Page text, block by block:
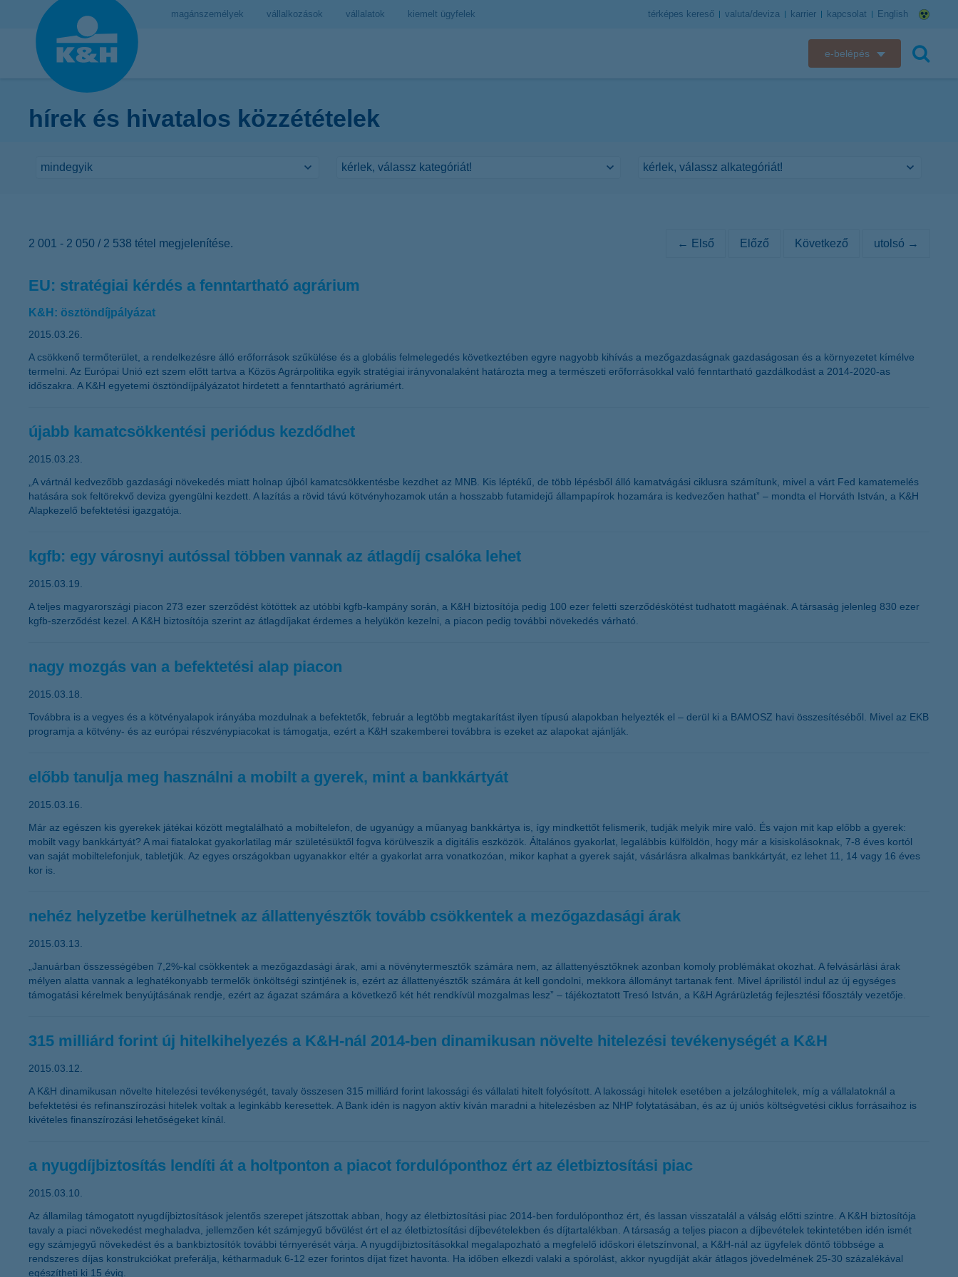
magánszemélyek vállalkozások vállalatok kiemelt ügyfelek térképes kereső valuta/deviza karrier kapcsolat English
e-belépés
hírek és hivatalos közzétételek
2 001 - 2 050 / 2 538 tétel megjelenítése. ← Első Előző Következő utolsó →
EU: stratégiai kérdés a fenntartható agrárium
K&H: ösztöndíjpályázat
2015.03.26.
A csökkenő termőterület, a rendelkezésre álló erőforrások szűkülése és a globális felmelegedés következtében egyre nagyobb kihívás a mezőgazdaságnak gazdaságosan és a környezetet kímélve
termelni. Az Európai Unió ezt szem előtt tartva a Közös Agrárpolitika egyik stratégiai irányvonalaként határozta meg a természeti erőforrásokkal való fenntartható gazdálkodást a 2014-2020-as
időszakra. A K&H egyetemi ösztöndíjpályázatot hirdetett a fenntartható agráriumért.
újabb kamatcsökkentési periódus kezdődhet
2015.03.23.
„A vártnál kedvezőbb gazdasági növekedés miatt holnap újból kamatcsökkentésbe kezdhet az MNB. Kis léptékű, de több lépésből álló kamatvágási ciklusra számítunk, mivel a várt Fed kamatemelés
hatására sok feltörekvő deviza gyengülni kezdett. A lazítás a rövid távú kötvényhozamok után a hosszabb futamidejű állampapírok hozamára is kedvezően hathat” – mondta el Horváth István, a K&H
Alapkezelő befektetési igazgatója.
kgfb: egy városnyi autóssal többen vannak az átlagdíj csalóka lehet
2015.03.19.
A teljes magyarországi piacon 273 ezer szerződést kötöttek az utóbbi kgfb-kampány során, a K&H biztosítója pedig 100 ezer feletti szerződéskötést tudhatott magáénak. A társaság jelenleg 830 ezer
kgfb-szerződést kezel. A K&H biztosítója szerint az átlagdíjakat érdemes a helyükön kezelni, a piacon pedig további növekedés várható.
nagy mozgás van a befektetési alap piacon
2015.03.18.
Továbbra is a vegyes és a kötvényalapok irányába mozdulnak a befektetők, február a legtöbb megtakarítást ilyen típusú alapokban helyezték el – derül ki a BAMOSZ havi összesítéséből. Mivel az EKB
programja a kötvény- és az európai részvénypiacokat is támogatja, ezért a K&H szakemberei továbbra is ezeket az alapokat ajánlják.
előbb tanulja meg használni a mobilt a gyerek, mint a bankkártyát
2015.03.16.
Már az egészen kis gyerekek játékai között megtalálható a mobiltelefon, de ugyanúgy a műanyag bankkártya is, így mindkettőt felismerik, tudják melyik mire való. És vajon mit kap előbb a gyerek:
mobilt vagy bankkártyát? A mai fiatalokat gyakorlatilag már születésüktől fogva körülveszik a digitális eszközök. Általános gyakorlat, legalábbis külföldön, hogy már a kisiskolásoknak, 7-8 éves kortól
van saját mobiltelefonjuk, tabletjük. Az egyes országokban ugyanakkor eltér a gyakorlat arra vonatkozóan, mikor kaphat a gyerek saját, vásárlásra alkalmas bankkártyát, ez lehet 11, 14 vagy 16 éves
kor is.
nehéz helyzetbe kerülhetnek az állattenyésztők tovább csökkentek a mezőgazdasági árak
2015.03.13.
„Januárban összességében 7,2%-kal csökkentek a mezőgazdasági árak, ami a növénytermesztők számára nem, az állattenyésztőknek azonban komoly problémákat okozhat. A felvásárlási árak
mélyen alatta vannak a leghatékonyabb termelők önköltségi szintjének is, ezért az állattenyésztők számára át kell gondolni, mekkora állományt tartanak fent. Mivel áprilistól indul az új egységes
támogatási kérelmek benyújtásának rendje, ezért az ágazat számára a következő két hét rendkívül mozgalmas lesz” – tájékoztatott Tresó István, a K&H Agrárüzletág fejlesztési főosztály vezetője.
315 milliárd forint új hitelkihelyezés a K&H-nál 2014-ben dinamikusan növelte hitelezési tevékenységét a K&H
2015.03.12.
A K&H dinamikusan növelte hitelezési tevékenységét, tavaly összesen 315 milliárd forint lakossági és vállalati hitelt folyósított. A lakossági hitelek esetében a jelzáloghitelek, míg a vállalatoknál a
befektetési és refinanszírozási hitelek voltak a leginkább keresettek. A Bank idén is nagyon aktív kíván maradni a hitelezésben az NHP folytatásában, és az új uniós költségvetési ciklus forrásaihoz is
kivételes finanszírozási lehetőségeket kínál.
a nyugdíjbiztosítás lendíti át a holtponton a piacot fordulóponthoz ért az életbiztosítási piac
2015.03.10.
Az államilag támogatott nyugdíjbiztosítások jelentős szerepet játszottak abban, hogy az életbiztosítási piac 2014-ben fordulóponthoz ért, és lassan visszatalál a válság előtti szintre. A K&H biztosítója
tavaly a piaci növekedést meghaladva, jellemzően két számjegyű bővülést ért el az életbiztosítási díjbevételekben és díjtartalékban. A társaság a teljes piacon a díjbevételek tekintetében idén ismét
egy számjegyű növekedést és a bankbiztosítók további térnyerését várja. A nyugdíjbiztosításokkal megalapozható a megfelelő időskori életszínvonal, a K&H-nál az ügyfelek döntő többsége a
rendszeres díjas konstrukciókat preferálja, kétharmaduk 6-12 ezer forintos díjat fizet havonta. Ha időben elkezdi valaki a spórolást, akkor nyugdíját akár átlagos jövedelmének 25-30 százalékával
egészítheti ki 15 évig.